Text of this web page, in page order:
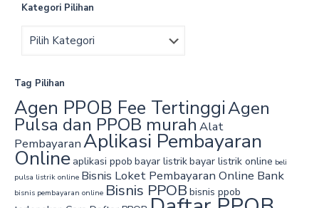
Kategori Pilihan
Tag Pilihan
Agen PPOB Fee TertinggiAgen
Pulsa dan PPOB murah‎ Alat
PembayaranAplikasi Pembayaran
Online aplikasi ppob bayar listrikbayar listrik online beli
pulsa listrik online Bisnis Loket Pembayaran Online Bank
bisnis pembayaran online Bisnis PPOB bisnis ppob